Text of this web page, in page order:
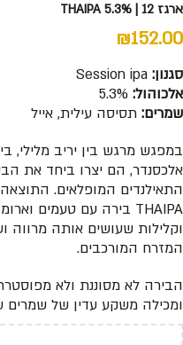
ארגז 12 | THAIPA 5.3%
₪152.00
סגנון:
אלכוהול:
שמרים: תסיסה עילית, אייל
במפגש מרגש בין יריב מלילי,
אלכסנדר, הם יצרו ביחד את
וקלילות שעושים אותה
המזרח המורכבים.
הבירה לא מסוננת ולא
ומכילה משקע עדין של